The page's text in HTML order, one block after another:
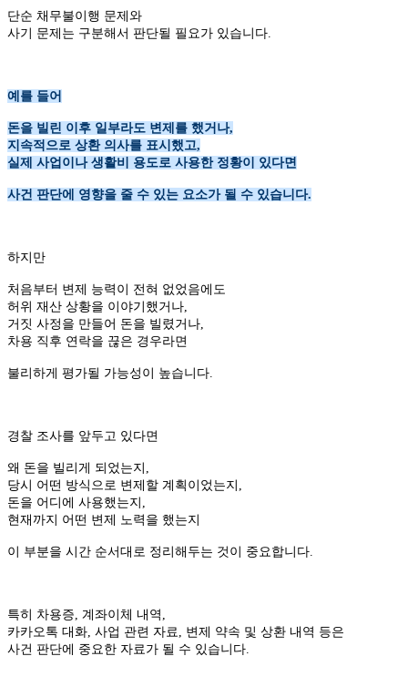
단순 채무불이행 문제와
사기 문제는 구분해서 판단될 필요가 있습니다.
예를 들어
돈을 빌린 이후 일부라도 변제를 했거나,
지속적으로 상환 의사를 표시했고,
실제 사업이나 생활비 용도로 사용한 정황이 있다면
사건 판단에 영향을 줄 수 있는 요소가 될 수 있습니다.
하지만
처음부터 변제 능력이 전혀 없었음에도
허위 재산 상황을 이야기했거나,
거짓 사정을 만들어 돈을 빌렸거나,
차용 직후 연락을 끊은 경우라면
불리하게 평가될 가능성이 높습니다.
경찰 조사를 앞두고 있다면
왜 돈을 빌리게 되었는지,
당시 어떤 방식으로 변제할 계획이었는지,
돈을 어디에 사용했는지,
현재까지 어떤 변제 노력을 했는지
이 부분을 시간 순서대로 정리해두는 것이 중요합니다.
특히 차용증, 계좌이체 내역,
카카오톡 대화, 사업 관련 자료, 변제 약속 및 상환 내역 등은
사건 판단에 중요한 자료가 될 수 있습니다.